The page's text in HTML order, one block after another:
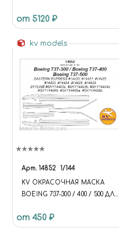
от 5120 ₽
kv models
Арт. 14852 1/144
KV ОКРАСОЧНАЯ МАСКА
BOEING 737-300 / 400 / 500 ДЛЯ
EASTERN EXPRESS
от 450 ₽